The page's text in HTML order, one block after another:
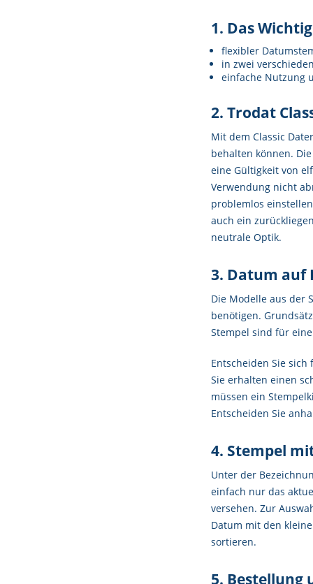
1. Das
flexibler
in zwei
einfache Nutzung
2. Trodat
Mit dem Classic
behalten können.
eine Gültigkeit von
Verwendung nicht
problemlos
auch ein
neutrale Optik.
3. Datum auf
Die Modelle aus der
benötigen.
Stempel sind für
Entscheiden Sie
Sie erhalten einen
müssen ein
Entscheiden Sie
4. Stempel
Unter der
einfach nur das
versehen. Zur
Datum mit den
sortieren.
5. Bestellung